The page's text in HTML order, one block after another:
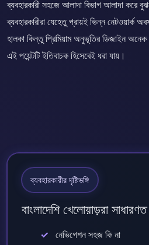
ব্যবহারকারী সহজে আলাদা বিভাগ আলাদা করে
ব্যবহারকারীরা যেহেতু প্রায়ই ভিন্ন নেটওয়ার্ক
হালকা কিন্তু প্রিমিয়াম অনুভূতির ডিজাইন
এই পয়েন্টটি ইতিবাচক হিসেবেই ধরা যায়।
ব্যবহারকারীর দৃষ্টিভঙ্গি
বাংলাদেশি খেলোয়াড়রা
নেভিগেশন সহজ কি না